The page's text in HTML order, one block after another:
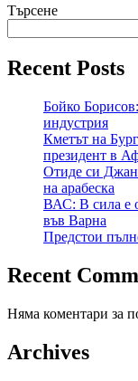
Търсене
Recent Posts
Бойко
индустрия
Кметът на
президент в
Отиде си
на арабеска
ВАС: В сила е
във Варна
Предстои
Recent
Няма коментари за
Archives